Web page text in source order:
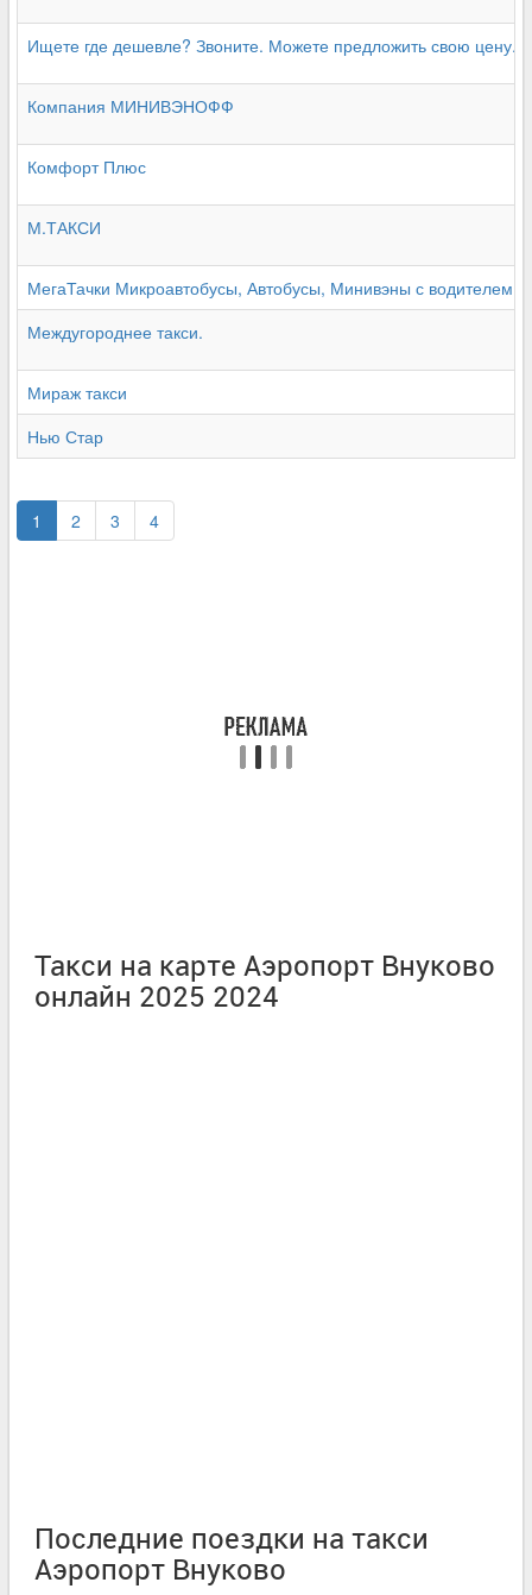
Ищете где дешевле? Звоните. Можете предложить свою цену.
Компания МИНИВЭНОФФ
Комфорт Плюс
М.ТАКСИ
МегаТачки Микроавтобусы, Автобусы, Минивэны с водителем
Междугороднее такси.
Мираж такси
Нью Стар
1 2 3 4
Такси на карте Аэропорт Внуково
онлайн 2025 2024
Последние поездки на такси
Аэропорт Внуково